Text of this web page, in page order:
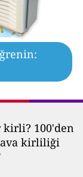
kirli? 100'den
kirliliği